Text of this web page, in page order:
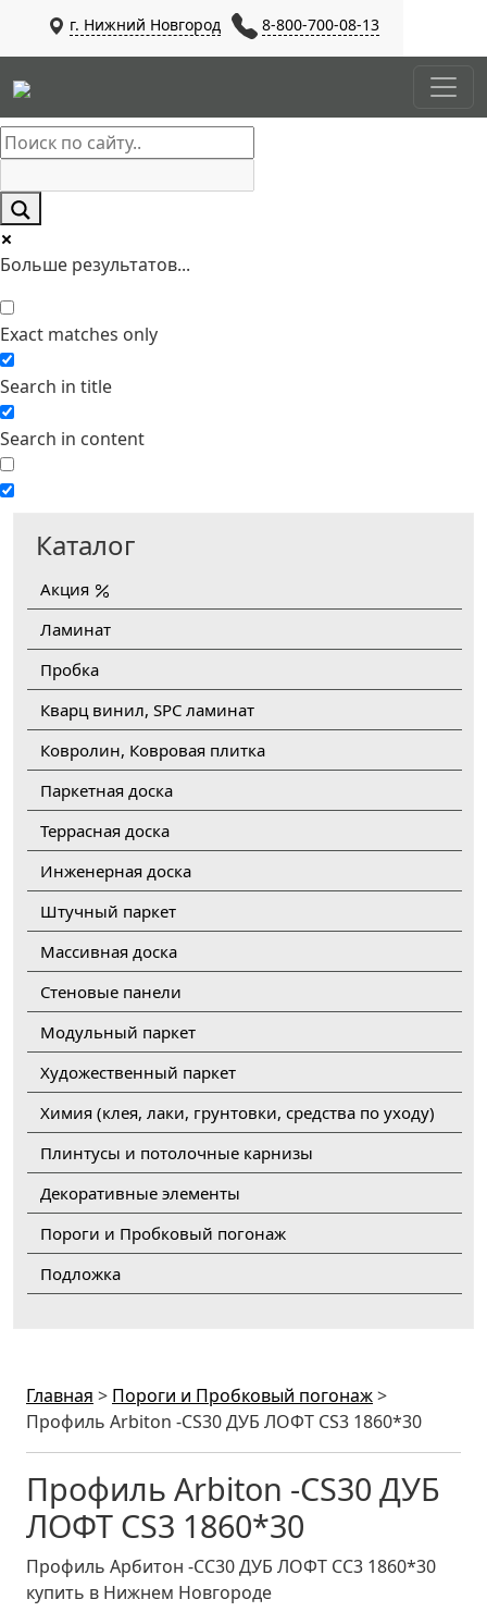
г. Нижний Новгород 8-800-700-08-13
Больше результатов...
Exact matches only
Search in title
Search in content
Каталог
Акция
Ламинат
Пробка
Кварц винил, SPC ламинат
Ковролин, Ковровая плитка
Паркетная доска
Террасная доска
Инженерная доска
Штучный паркет
Массивная доска
Стеновые панели
Модульный паркет
Художественный паркет
Химия (клея, лаки, грунтовки, средства по уходу)
Плинтусы и потолочные карнизы
Декоративные элементы
Пороги и Пробковый погонаж
Подложка
Главная > Пороги и Пробковый погонаж>
Профиль Arbiton -CS30 ДУБ ЛОФТ CS3 1860*30
Профиль Arbiton -CS30 ДУБ
ЛОФТ CS3 1860*30
Профиль Арбитон -CС30 ДУБ ЛОФТ CС3 1860*30
купить в Нижнем Новгороде